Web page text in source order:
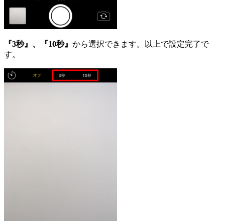
『3秒』、『10秒』 から選択できます。以上で設定完了で
す。